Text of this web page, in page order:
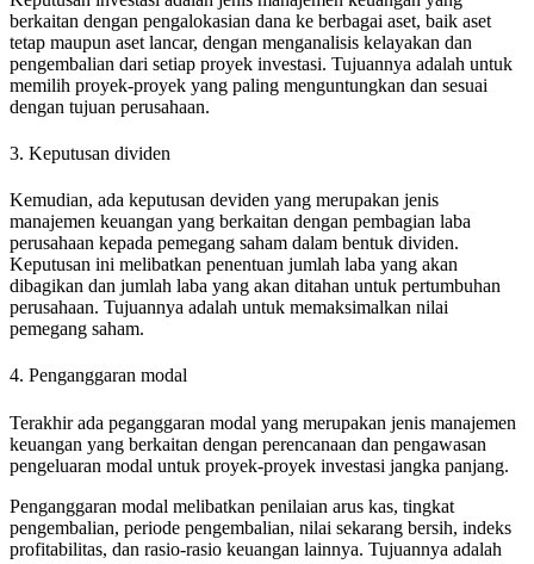
berkaitan dengan pengalokasian dana ke berbagai aset, baik aset
tetap maupun aset lancar, dengan menganalisis kelayakan dan
pengembalian dari setiap proyek investasi. Tujuannya adalah untuk
memilih proyek-proyek yang paling menguntungkan dan sesuai
dengan tujuan perusahaan.
3. Keputusan dividen
Kemudian, ada keputusan deviden yang merupakan jenis
manajemen keuangan yang berkaitan dengan pembagian laba
perusahaan kepada pemegang saham dalam bentuk dividen.
Keputusan ini melibatkan penentuan jumlah laba yang akan
dibagikan dan jumlah laba yang akan ditahan untuk pertumbuhan
perusahaan. Tujuannya adalah untuk memaksimalkan nilai
pemegang saham.
4. Penganggaran modal
Terakhir ada peganggaran modal yang merupakan jenis manajemen
keuangan yang berkaitan dengan perencanaan dan pengawasan
pengeluaran modal untuk proyek-proyek investasi jangka panjang.
Penganggaran modal melibatkan penilaian arus kas, tingkat
pengembalian, periode pengembalian, nilai sekarang bersih, indeks
profitabilitas, dan rasio-rasio keuangan lainnya. Tujuannya adalah